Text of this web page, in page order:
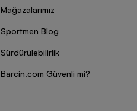
Mağazalarımız
Sportmen Blog
Sürdürülebilirlik
Barcin.com Güvenli mi?